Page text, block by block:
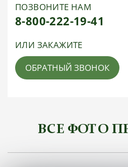
ПОЗВОНИТЕ НАМ
8-800-222-19-41
ИЛИ ЗАКАЖИТЕ
ОБРАТНЫЙ ЗВОНОК
ВСЕ ФОТО